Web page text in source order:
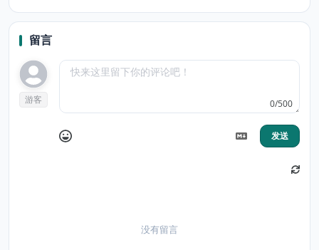
留言
游客 0/500
发送
没有留言